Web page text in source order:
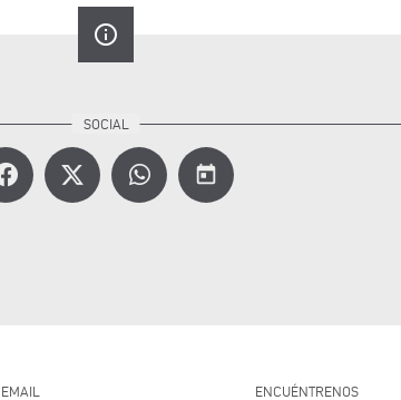
info_outline
today
EMAIL ENCUÉNTRENOS